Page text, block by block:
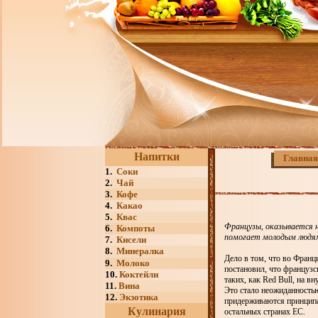
Напитки
1. Соки
2. Чай
3. Кофе
4. Какао
5. Квас
6. Компоты
7. Кисели
8. Минералка
9. Молоко
10. Коктейли
11. Вина
12. Экзотика
Кулинария
Главная
Французы, оказывается
помогает молодым
Дело в том, что во
постановил, что
таких, как Red Bull, на
Это стало
придерживаются
остальных странах ЕС.